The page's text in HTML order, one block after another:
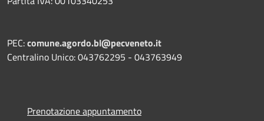
PEC:comune.agordo.bl@pecveneto.it
Centralino Unico: 043762295 - 043763949
Prenotazione appuntamento